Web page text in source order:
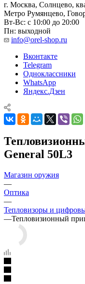
г. Москва, Солнцево,
Метро Румянцево,
Вт-Вс: с 10:00 до 20:00
Пн: выходной
info@orel-shop.ru
Вконтакте
Telegram
Одноклассники
WhatsApp
Яндекс.Дзен
General 50L3
Магазин оружия
—
Оптика
—
Тепловизоры и
—Тепловизионный